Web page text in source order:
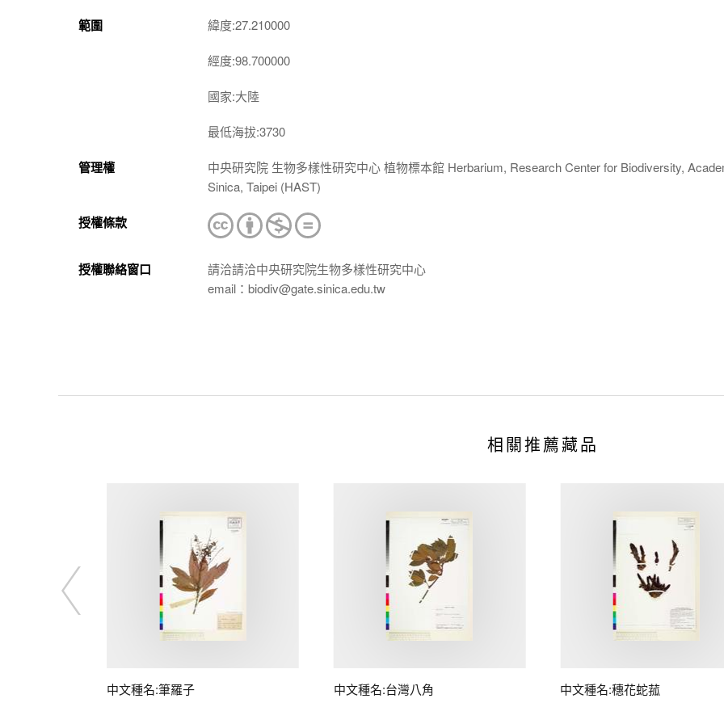
範圍 緯度:27.210000
經度:98.700000
國家:大陸
最低海拔:3730
管理權
中央研究院 生物多樣性研究中心 植物標本館 Herbarium, Research Center for Biodiversity,
Sinica, Taipei (HAST)
授權條款
授權聯絡窗口
請洽請洽中央研究院生物多樣性研究中心
email：biodiv@gate.sinica.edu.tw
相關推薦藏品
中文種名:筆羅子 中文種名:台灣八角 中文種名:穗花蛇菰